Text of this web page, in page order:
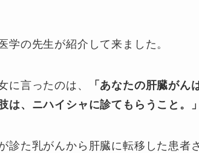
学の先生が紹介して来ました。
に言ったのは、
「あなたの肝臓が
は、ニハイシャに診てもらうこと。」
診た乳がんから肝臓に転移した患者